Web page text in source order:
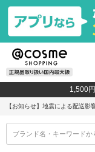
1,500
【お知らせ】 地震による配送影
ブランド名・キーワードか